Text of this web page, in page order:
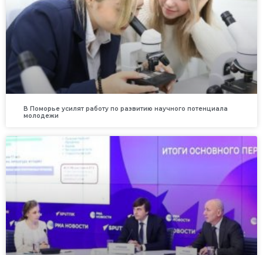
В Поморье усилят работу по развитию научного потенциала
молодежи